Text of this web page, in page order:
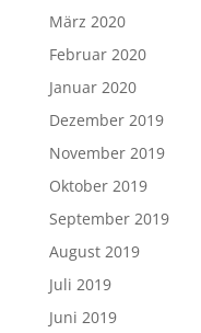
März 2020
Februar 2020
Januar 2020
Dezember 2019
November 2019
Oktober 2019
September 2019
August 2019
Juli 2019
Juni 2019